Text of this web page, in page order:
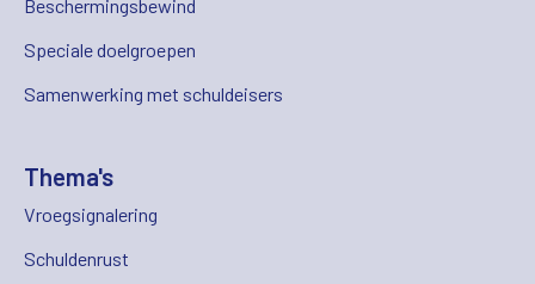
Beschermingsbewind
Speciale doelgroepen
Samenwerking met schuldeisers
Thema's
Vroegsignalering
Schuldenrust